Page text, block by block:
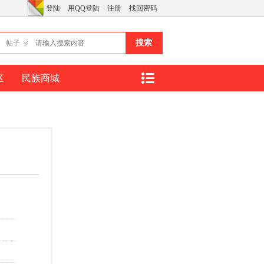
登陆 用QQ登陆 注册 找回密码
帖子 搜索
民族商城